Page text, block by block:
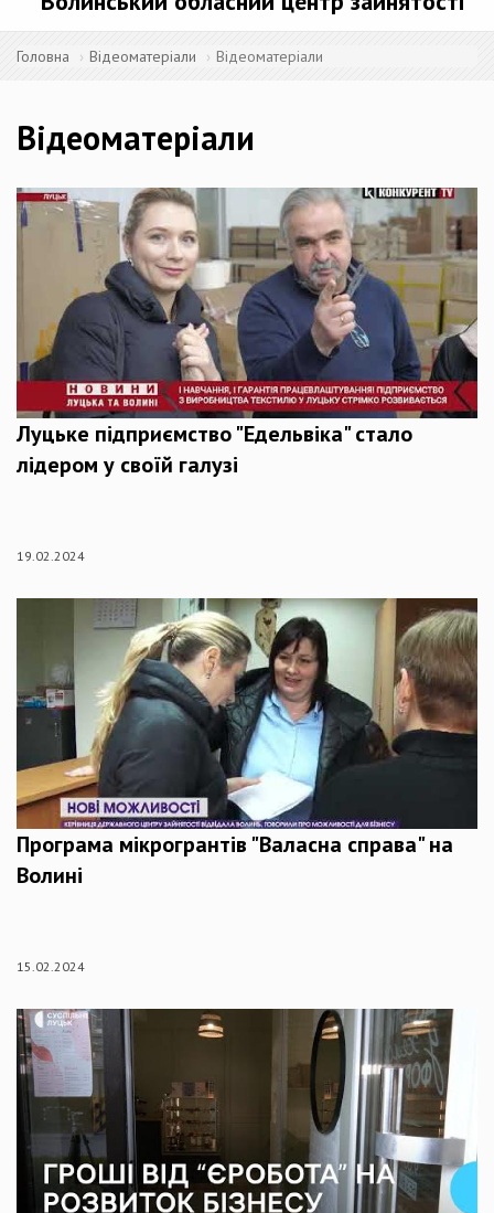
Головна Відеоматеріали Відеоматеріали
Відеоматеріали
Луцьке підприємство "Едельвіка" стало
лідером у своїй галузі
19.02.2024
Програма мікрогрантів "Валасна справа" на
Волині
15.02.2024